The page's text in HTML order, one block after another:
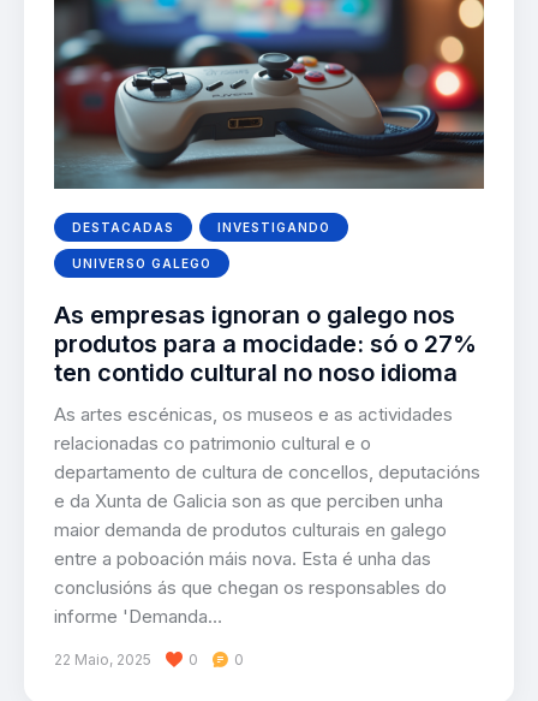
DESTACADAS INVESTIGANDO
UNIVERSO GALEGO
As empresas ignoran o galego nos
produtos para a mocidade: só o 27%
ten contido cultural no noso idioma
As artes escénicas, os museos e as actividades
relacionadas co patrimonio cultural e o
departamento de cultura de concellos, deputacións
e da Xunta de Galicia son as que perciben unha
maior demanda de produtos culturais en galego
entre a poboación máis nova. Esta é unha das
conclusións ás que chegan os responsables do
informe 'Demanda…
22 Maio, 2025 0 0